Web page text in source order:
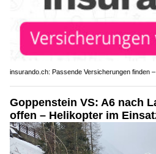
insurando.ch: Passende Versicherungen finden
Goppenstein VS: A6 nach
offen – Helikopter im